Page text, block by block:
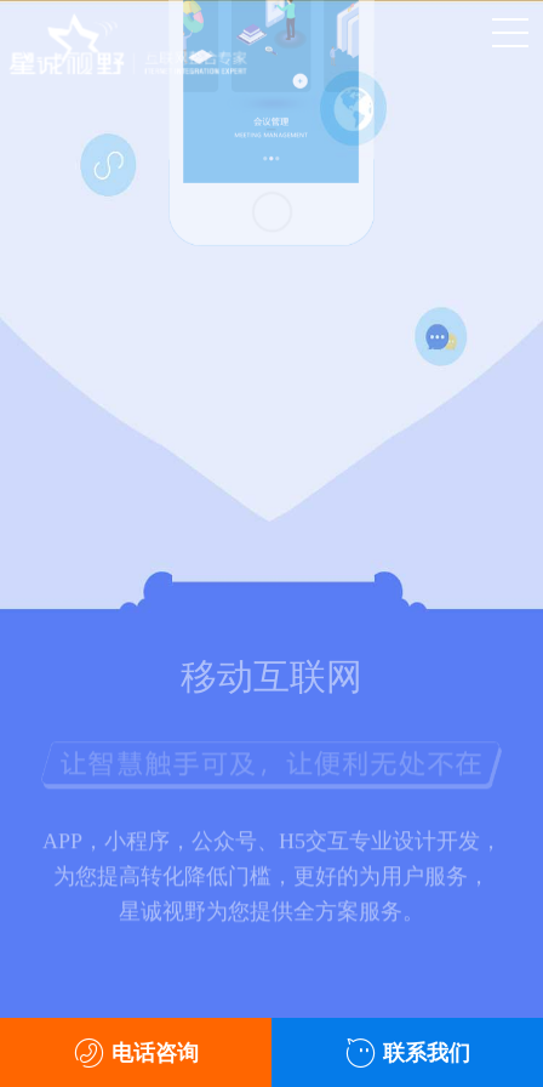
移动互联网
APP，小程序，公众号、H5交互专业设计开发，
为您提高转化降低门槛，更好的为用户服务，
星诚视野为您提供全方案服务。
电话咨询 联系我们